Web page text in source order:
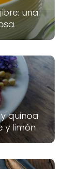
una
quinoa
y limón